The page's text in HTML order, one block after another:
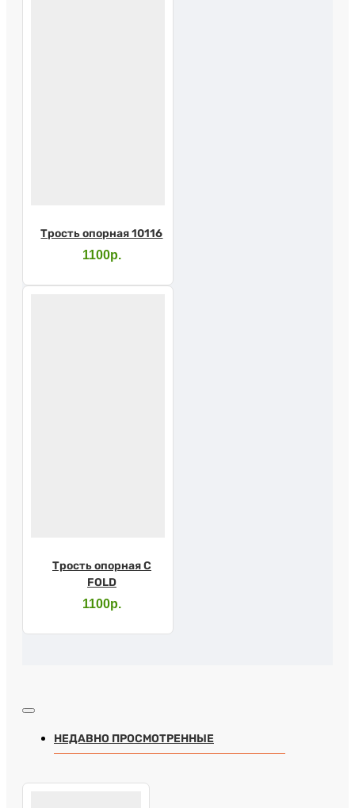
Трость опорная 10116
1100р.
Трость опорная C
FOLD
1100р.
НЕДАВНО ПРОСМОТРЕННЫЕ